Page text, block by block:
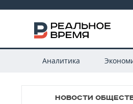
Аналитика
НОВОСТИ